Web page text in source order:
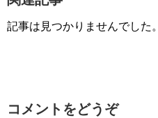
記事は見つかりませんでした。
コメントをどうぞ